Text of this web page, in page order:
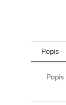
Popis